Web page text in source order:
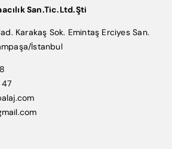
San.Tic.Ltd.Şti
Karakaş Sok. Emintaş Erciyes San.
İstanbul